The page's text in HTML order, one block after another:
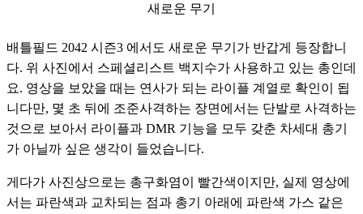
새로운 무기
배틀필드 2042 시즌3 에서도 새로운 무기가 반갑게 등장합니
다. 위 사진에서 스페셜리스트 백지수가 사용하고 있는 총인데
요. 영상을 보았을 때는 연사가 되는 라이플 계열로 확인이 됩
니다만, 몇 초 뒤에 조준사격하는 장면에서는 단발로 사격하는
것으로 보아서 라이플과 DMR 기능을 모두 갖춘 차세대 총기
가 아닐까 싶은 생각이 들었습니다.
게다가 사진상으로는 총구화염이 빨간색이지만, 실제 영상에
서는 파란색과 교차되는 점과 총기 아래에 파란색 가스 같은